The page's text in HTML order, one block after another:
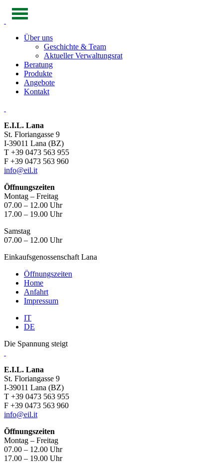
Über uns
Geschichte & Team
Aktueller Verwaltungsrat
Beratung
Produkte
Angebote
Kontakt
E.I.L. Lana
St. Floriangasse 9
I-39011 Lana (BZ)
T +39 0473 563 955
F +39 0473 563 960
info@eil.it
Öffnungszeiten
Montag – Freitag
07.00 – 12.00 Uhr
17.00 – 19.00 Uhr
Samstag
07.00 – 12.00 Uhr
Einkaufsgenossenschaft Lana
Öffnungszeiten
Home
Anfahrt
Impressum
IT
DE
Die Spannung steigt
E.I.L. Lana
St. Floriangasse 9
I-39011 Lana (BZ)
T +39 0473 563 955
F +39 0473 563 960
info@eil.it
Öffnungszeiten
Montag – Freitag
07.00 – 12.00 Uhr
17.00 – 19.00 Uhr